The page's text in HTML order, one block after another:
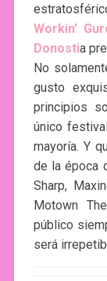
Workin’
Donostia
No
gusto
principios
único
mayoría. Y
de la época
Sharp,
Motown
público
será